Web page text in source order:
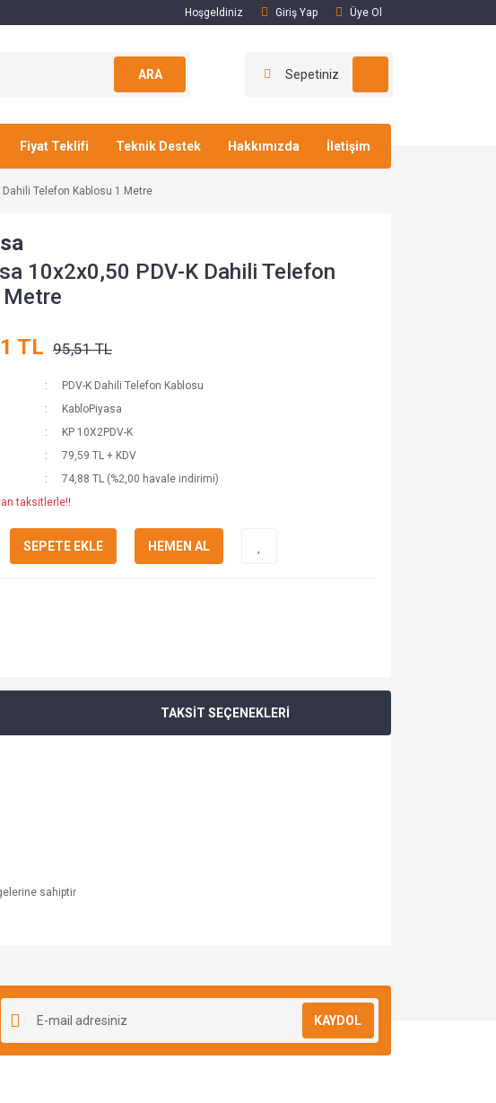
Hoşgeldiniz Giriş Yap Üye Ol
ARA Sepetiniz
Fiyat Teklifi Teknik Destek Hakkımızda İletişim
Dahili Telefon Kablosu 1 Metre
10x2x0,50 PDV-K Dahili Telefon
Metre
TL 95,51 TL
PDV-K Dahili Telefon Kablosu
KabloPiyasa
KP 10X2PDV-K
79,59 TL + KDV
74,88 TL (%2,00 havale indirimi)
taksitlerle!!
SEPETE EKLE HEMEN AL
TAKSİT SEÇENEKLERİ
sahiptir
KAYDOL